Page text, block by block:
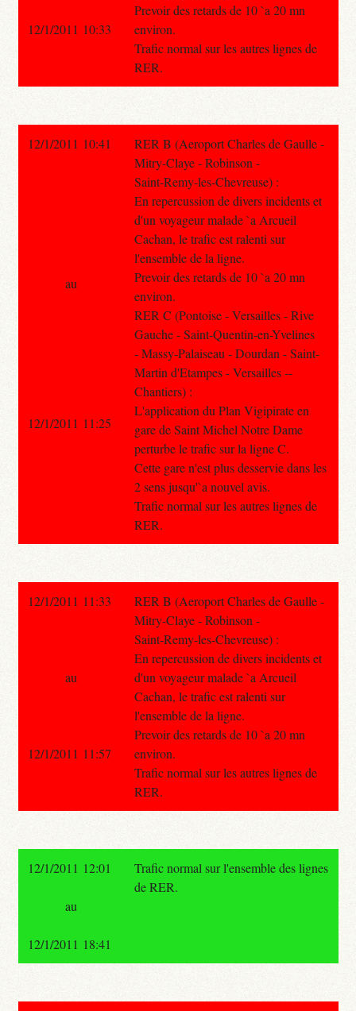
Prevoir des retards de 10 `a 20 mn
environ.
Trafic normal sur les autres lignes de
RER.
12/1/2011 10:33
12/1/2011 10:41
RER B (Aeroport Charles de Gaulle -
Mitry-Claye - Robinson -
Saint-Remy-les-Chevreuse) :
En repercussion de divers incidents et
d'un voyageur malade `a Arcueil
Cachan, le trafic est ralenti sur
l'ensemble de la ligne.
Prevoir des retards de 10 `a 20 mn
environ.
RER C (Pontoise - Versailles - Rive
Gauche - Saint-Quentin-en-Yvelines
- Massy-Palaiseau - Dourdan - Saint-
Martin d'Etampes - Versailles --
Chantiers) :
L'application du Plan Vigipirate en
gare de Saint Michel Notre Dame
perturbe le trafic sur la ligne C.
Cette gare n'est plus desservie dans les
2 sens jusqu'`a nouvel avis.
Trafic normal sur les autres lignes de
RER.
au
12/1/2011 11:25
12/1/2011 11:33
RER B (Aeroport Charles de Gaulle -
Mitry-Claye - Robinson -
Saint-Remy-les-Chevreuse) :
En repercussion de divers incidents et
d'un voyageur malade `a Arcueil
Cachan, le trafic est ralenti sur
l'ensemble de la ligne.
Prevoir des retards de 10 `a 20 mn
environ.
Trafic normal sur les autres lignes de
RER.
au
12/1/2011 11:57
12/1/2011 12:01
Trafic normal sur l'ensemble des lignes
de RER.
au
12/1/2011 18:41